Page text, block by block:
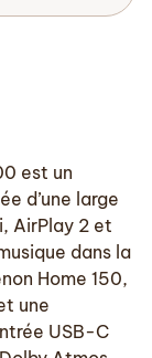
est un
d’une large
AirPlay 2 et
dans la
Home 150,
une
USB-C